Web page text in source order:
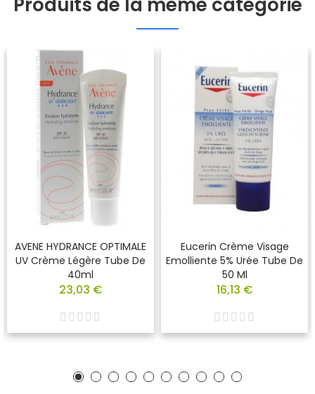
AVENE HYDRANCE OPTIMALE
UV Crème Légère Tube De
40ml
23,03 €
Eucerin Crème Visage
Emolliente 5% Urée Tube De
50 Ml
16,13 €